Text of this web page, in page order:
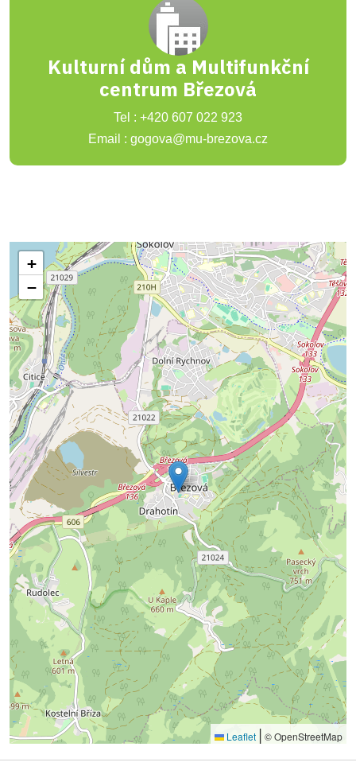
Kulturní dům a Multifunkční
centrum Březová
Tel : +420 607 022 923
Email : gogova@mu-brezova.cz
+
−
Leaflet | © OpenStreetMap